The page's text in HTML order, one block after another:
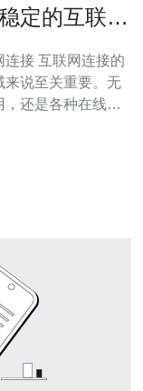
定的互联网
接的
来说至关重要。无
还是各种在线应
CN2